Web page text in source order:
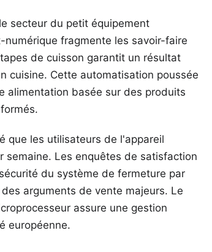
secteur du petit équipement
fragmente les savoir-faire
de cuisson garantit un résultat
cuisine. Cette automatisation poussée
alimentation basée sur des produits
que les utilisateurs de l'appareil
semaine. Les enquêtes de satisfaction
du système de fermeture par
arguments de vente majeurs. Le
assure une gestion
européenne.